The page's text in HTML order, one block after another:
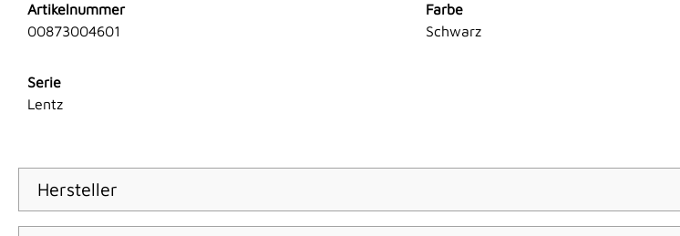
Artikelnummer
00873004601
Farbe
Schwarz
Serie
Lentz
Hersteller